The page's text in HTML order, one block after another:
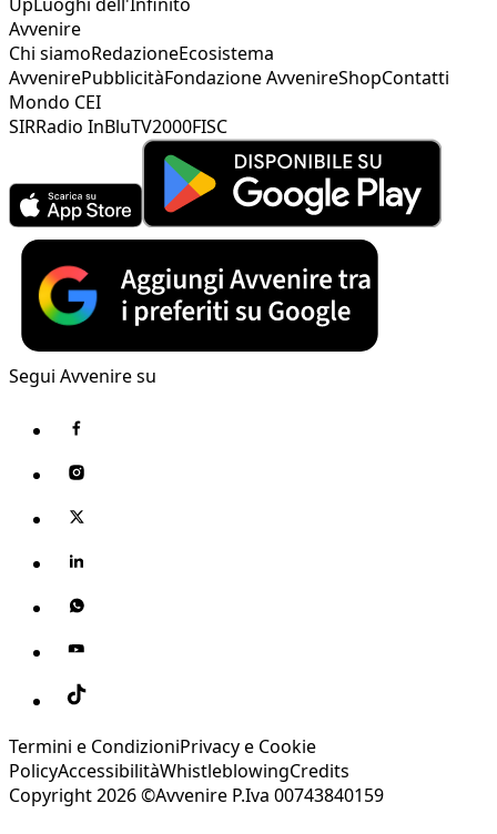
Avvenire
Chi siamoRedazioneEcosistema
AvvenirePubblicitàFondazione AvvenireShopContatti
Mondo CEI
SIRRadio InBluTV2000FISC
Segui Avvenire su
Termini e CondizioniPrivacy e Cookie
PolicyAccessibilitàWhistleblowingCredits
Copyright 2026 ©Avvenire P.Iva 00743840159